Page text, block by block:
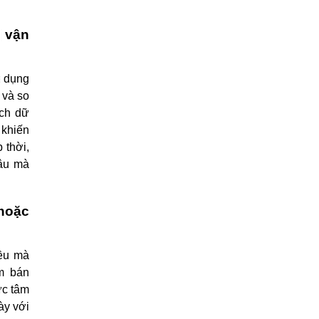
vận
dụng
so
dữ
thời,
mà
mà
bán
tâm
với